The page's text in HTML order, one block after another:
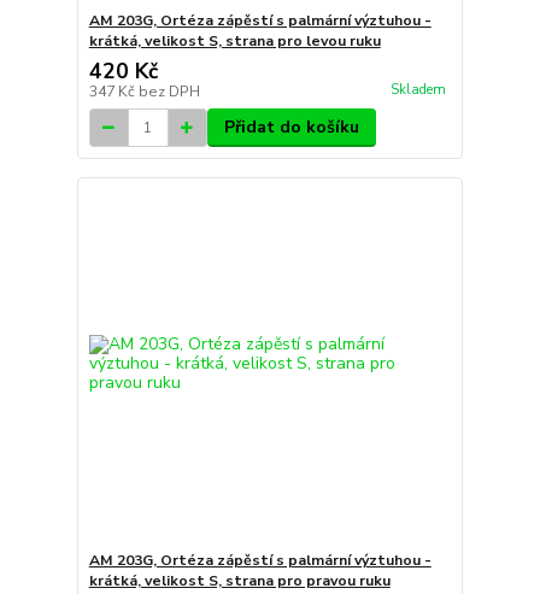
AM 203G, Ortéza zápěstí s palmární výztuhou -
krátká, velikost S, strana pro levou ruku
420 Kč
347 Kč bez DPH Skladem
Přidat do košíku
AM 203G, Ortéza zápěstí s palmární výztuhou -
krátká, velikost S, strana pro pravou ruku